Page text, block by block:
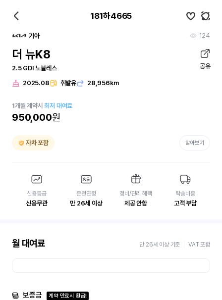
181하4665
기아 124
더 뉴K8
2.5 GDI 노블레스 공유
2025.08 휘발유 28,956km
1개월 계약시최저 대여료
950,000원
자차 포함 알아보기
신용등급
신용무관
운전연령
만 26세 이상
정비/관리 혜택
제공 안함
탁송비용
고객 부담
월 대여료 만 26세 이상 기준 VAT 포함
보증금 계약 만료시 환급!